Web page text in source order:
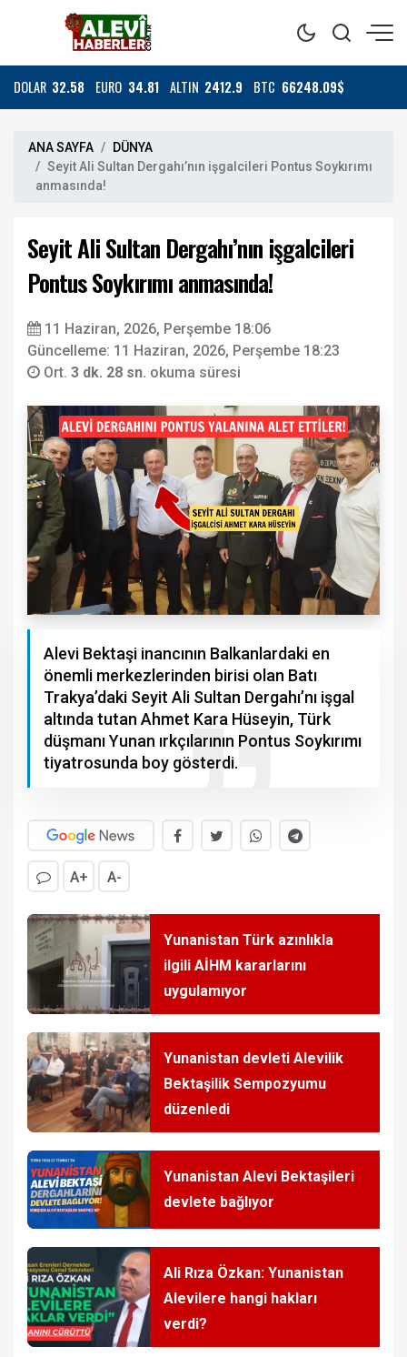
DOLAR 32.58 EURO 34.81 ALTIN 2412.9 BTC 66248.09$
ANA SAYFA
DÜNYA
Seyit Ali Sultan Dergahı’nın işgalcileri Pontus Soykırımı
anmasında!
Seyit Ali Sultan Dergahı’nın işgalcileri
Pontus Soykırımı anmasında!
11 Haziran, 2026, Perşembe 18:06
Güncelleme: 11 Haziran, 2026, Perşembe 18:23
Ort. 3 dk. 28 sn. okuma süresi
Alevi Bektaşi inancının Balkanlardaki en
önemli merkezlerinden birisi olan Batı
Trakya’daki Seyit Ali Sultan Dergahı’nı işgal
altında tutan Ahmet Kara Hüseyin, Türk
düşmanı Yunan ırkçılarının Pontus Soykırımı
tiyatrosunda boy gösterdi.
A+ A-
Yunanistan Türk azınlıkla
ilgili AİHM kararlarını
uygulamıyor
Yunanistan devleti Alevilik
Bektaşilik Sempozyumu
düzenledi
Yunanistan Alevi Bektaşileri
devlete bağlıyor
Ali Rıza Özkan: Yunanistan
Alevilere hangi hakları
verdi?